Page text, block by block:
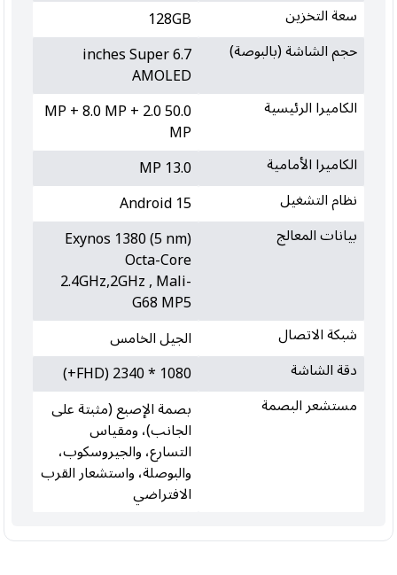
سعة التخزين
128GB
حجم الشاشة (بالبوصة)
6.7 inches Super
AMOLED
الكاميرا الرئيسية
50.0 MP + 8.0 MP + 2.0
MP
الكاميرا الأمامية
13.0 MP
نظام التشغيل
Android 15
بيانات المعالج
Exynos 1380 (5 nm)
Octa-Core
2.4GHz,2GHz , Mali-
G68 MP5
شبكة الاتصال
الجيل الخامس
دقة الشاشة
1080 * 2340 (FHD+)
مستشعر البصمة
بصمة الإصبع (مثبتة على
الجانب)، ومقياس
التسارع، والجيروسكوب،
والبوصلة، واستشعار القرب
الافتراضي